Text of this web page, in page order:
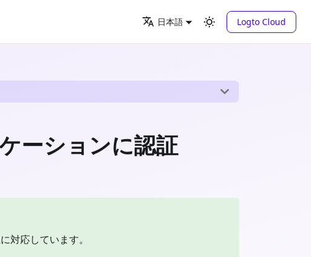
日本語 Logto Cloud
ーションに認証
対応しています。